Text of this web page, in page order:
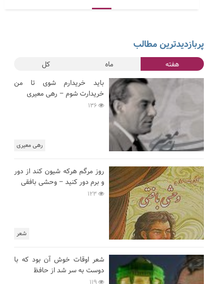
پربازدیدترین مطالب
هفته ماه کل
رهی معیری
باید خریدارم شوی تا من
خریدارت شوم – رهی معیری
شعر
روز مرگم هرکه شیون کند از دور
و برم دور کنید – وحشی بافقی
شعر اوقات خوش آن بود که با
دوست به سر شد از حافظ